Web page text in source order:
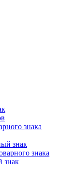
знака
знак
знака
знак